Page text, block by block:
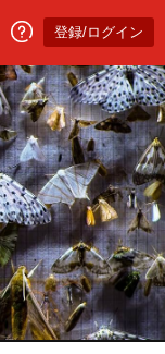
登録/ログイン